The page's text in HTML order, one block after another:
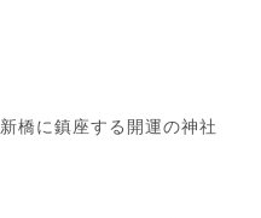
新橋に鎮座する開運の神社